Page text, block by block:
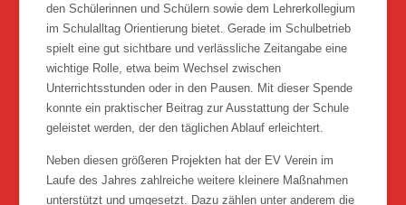
den Schülerinnen und Schülern sowie dem Lehrerkollegium
im Schulalltag Orientierung bietet. Gerade im Schulbetrieb
spielt eine gut sichtbare und verlässliche Zeitangabe eine
wichtige Rolle, etwa beim Wechsel zwischen
Unterrichtsstunden oder in den Pausen. Mit dieser Spende
konnte ein praktischer Beitrag zur Ausstattung der Schule
geleistet werden, der den täglichen Ablauf erleichtert.
Neben diesen größeren Projekten hat der EV Verein im
Laufe des Jahres zahlreiche weitere kleinere Maßnahmen
unterstützt und umgesetzt. Dazu zählen unter anderem die